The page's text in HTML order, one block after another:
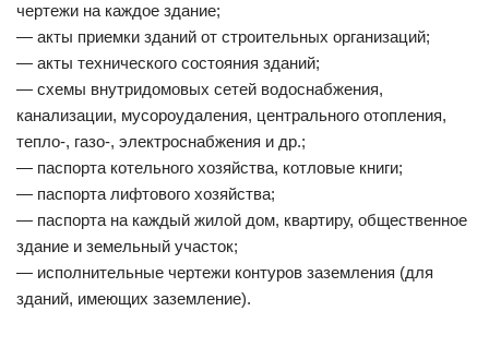
чертежи на каждое здание;
— акты приемки зданий от строительных организаций;
— акты технического состояния зданий;
— схемы внутридомовых сетей водоснабжения,
канализации, мусороудаления, центрального отопления,
тепло-, газо-, электроснабжения и др.;
— паспорта котельного хозяйства, котловые книги;
— паспорта лифтового хозяйства;
— паспорта на каждый жилой дом, квартиру, общественное
здание и земельный участок;
— исполнительные чертежи контуров заземления (для
зданий, имеющих заземление).